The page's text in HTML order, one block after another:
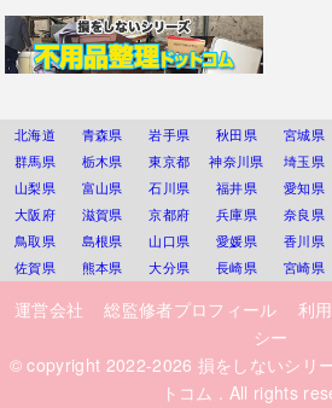
北海道 青森県 岩手県 秋田県 宮城県
群馬県
栃木県 東京都 神奈川県 埼玉県
山梨県
富山県 石川県 福井県 愛知県
大阪府
滋賀県 京都府 兵庫県 奈良県
鳥取県
島根県 山口県 愛媛県 香川県
佐賀県
熊本県 大分県 長崎県 宮崎県
運営会社 総監修者プロフィール 利
シー
© copyright 2022-2026 損をしないシリ
トコム . All rights